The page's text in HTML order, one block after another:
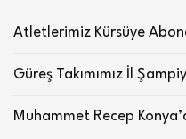
Atletlerimiz Kürsüye
Güreş Takımımız İl
Muhammet Recep